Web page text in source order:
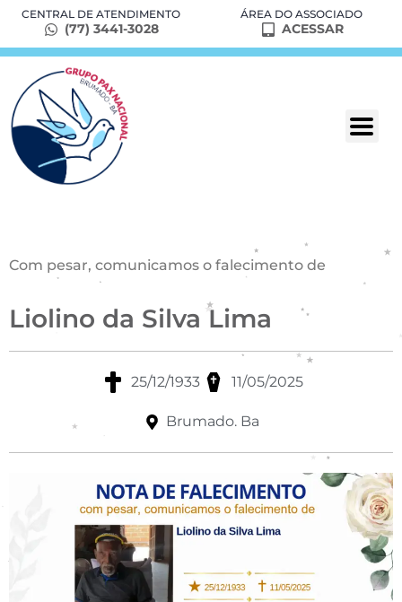
CENTRAL DE ATENDIMENTO
(77) 3441-3028
ÁREA DO ASSOCIADO
ACESSAR
Com pesar, comunicamos o falecimento de
Liolino da Silva Lima
25/12/1933 11/05/2025
Brumado. Ba